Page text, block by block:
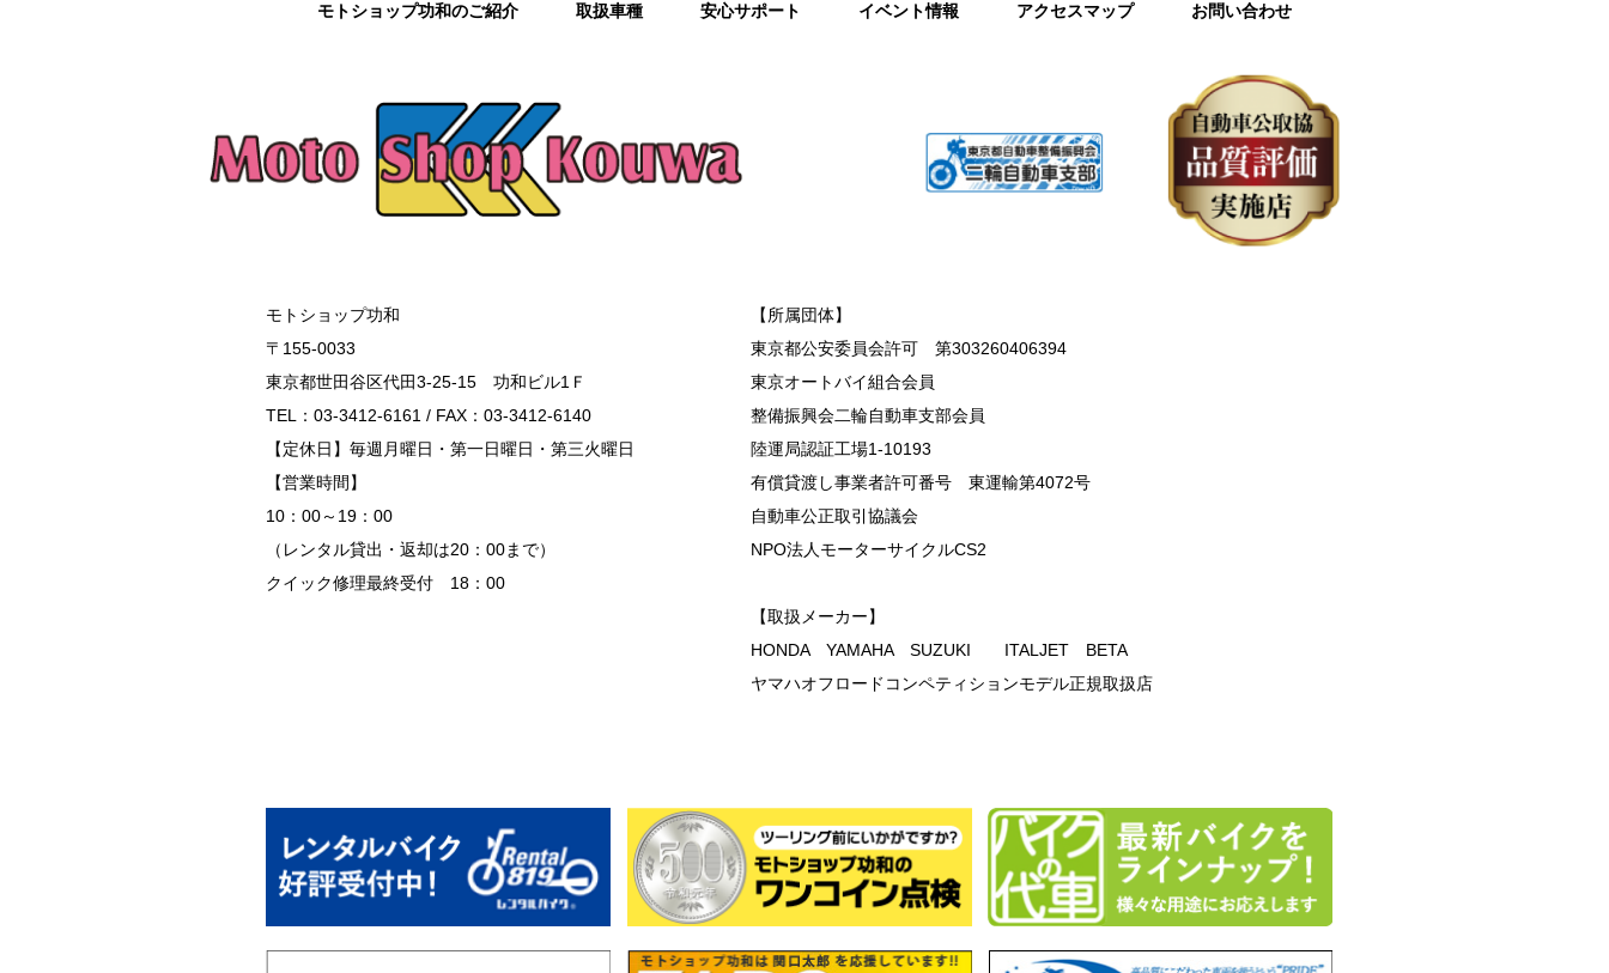
モトショップ功和のご紹介 取扱車種 安心サポート イベント情報 アクセスマップ お問い合わせ
モトショップ功和
〒155-0033
東京都世田谷区代田3-25-15 功和ビル1Ｆ
TEL：03-3412-6161 / FAX：03-3412-6140
【定休日】毎週月曜日・第一日曜日・第三火曜日
【営業時間】
10：00～19：00
（レンタル貸出・返却は20：00まで）
クイック修理最終受付 18：00
【所属団体】
東京都公安委員会許可 第303260406394
東京オートバイ組合会員
整備振興会二輪自動車支部会員
陸運局認証工場1-10193
有償貸渡し事業者許可番号 東運輸第4072号
自動車公正取引協議会
NPO法人モーターサイクルCS2
【取扱メーカー】
HONDA YAMAHA SUZUKI ITALJET BETA
ヤマハオフロードコンペティションモデル正規取扱店